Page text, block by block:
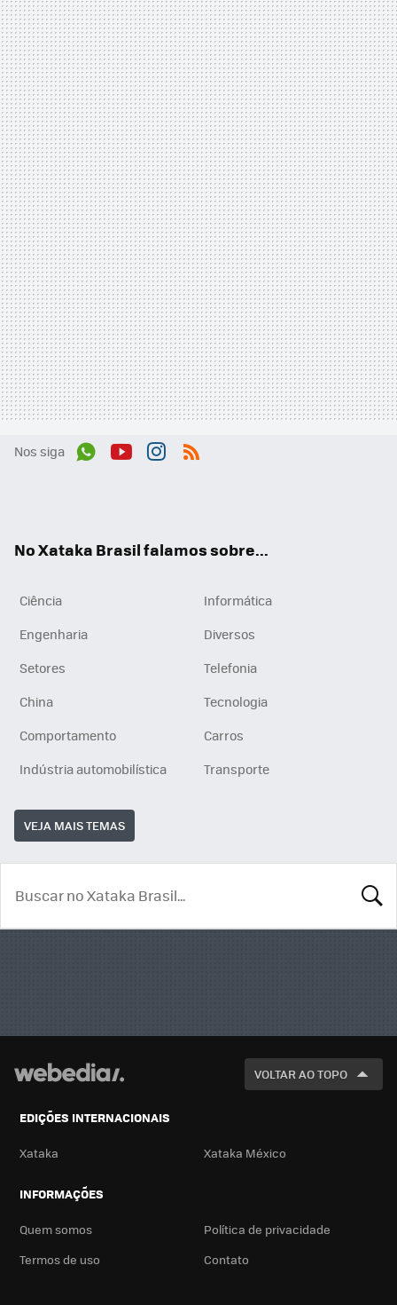
Nos siga
No Xataka Brasil falamos sobre...
Ciência
Informática
Engenharia
Diversos
Setores
Telefonia
China
Tecnologia
Comportamento
Carros
Indústria automobilística
Transporte
VEJA MAIS TEMAS
VOLTAR AO TOPO
EDIÇÕES INTERNACIONAIS
Xataka Xataka México
INFORMAÇÕES
Quem somos
Política de privacidade
Termos de uso
Contato